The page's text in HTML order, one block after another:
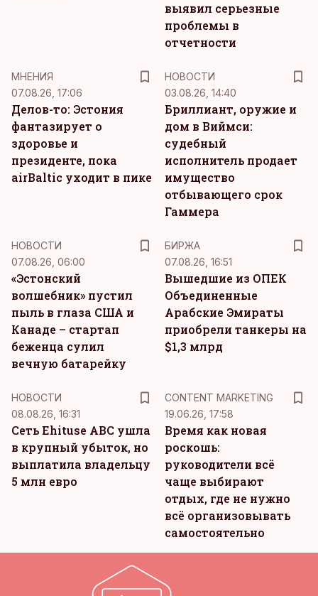
выявил серьезные
проблемы в
отчетности
MНЕНИЯ
07.08.26, 17:06
Делов-то: Эстония
фантазирует о
здоровье и
президенте, пока
airBaltic уходит в пике
НОВОСТИ
03.08.26, 14:40
Бриллиант, оружие и
дом в Виймси:
судебный
исполнитель продает
имущество
отбывающего срок
Гаммера
НОВОСТИ
07.08.26, 06:00
«Эстонский
волшебник» пустил
пыль в глаза США и
Канаде – стартап
беженца сулил
вечную батарейку
БИРЖА
07.08.26, 16:51
Вышедшие из ОПЕК
Объединенные
Арабские Эмираты
приобрели танкеры на
$1,3 млрд
НОВОСТИ
08.08.26, 16:31
Сеть Ehituse ABC ушла
в крупный убыток, но
выплатила владельцу
5 млн евро
CONTENT MARKETING
19.06.26, 17:58
Время как новая
роскошь:
руководители всё
чаще выбирают
отдых, где не нужно
всё организовывать
самостоятельно